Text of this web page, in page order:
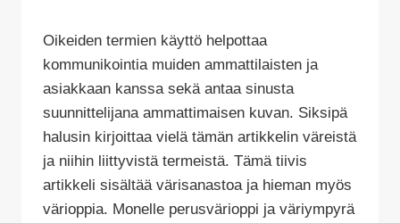
Puoliksi
Tehty
Oikeiden termien käyttö helpottaa
kommunikointia muiden ammattilaisten ja
asiakkaan kanssa sekä antaa sinusta
suunnittelijana ammattimaisen kuvan. Siksipä
halusin kirjoittaa vielä tämän artikkelin väreistä
ja niihin liittyvistä termeistä. Tämä tiivis
artikkeli sisältää värisanastoa ja hieman myös
värioppia. Monelle perusvärioppi ja väriympyrä